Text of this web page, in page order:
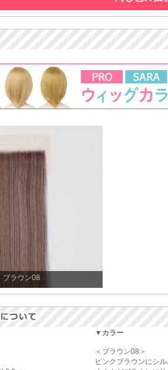
ブラウン08
▼カラー
＜ブラウン08＞
ピンクブラウンにシル